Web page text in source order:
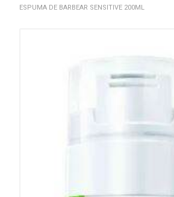
ESPUMA DE BARBEAR SENSITIVE 200ML